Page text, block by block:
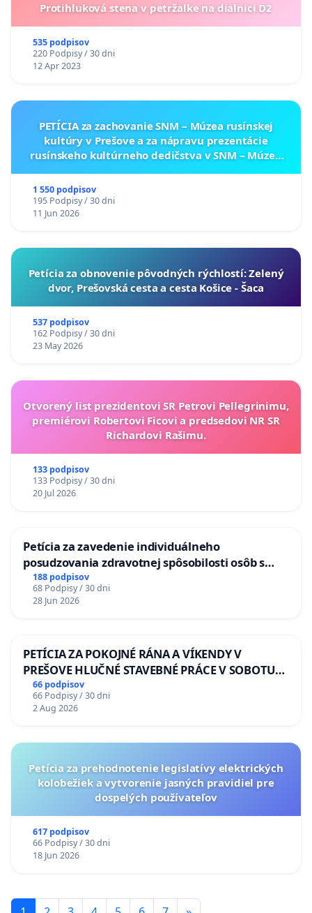
Protihluková stena v petržalke na dialnici D2
535 podpisov
220 Podpisy / 30 dni
12 Apr 2023
PETÍCIA za zachovanie SNM – Múzea rusínskej
kultúry v Prešove a za nápravu prezentácie
rusínskeho kultúrneho dedičstva v SNM – Múzeu
1 550 podpisov
195 Podpisy / 30 dni
11 Jun 2026
​Petícia za obnovenie pôvodných rýchlostí: Zelený
dvor, Prešovská cesta a cesta Košice - Šaca
537 podpisov
162 Podpisy / 30 dni
23 May 2026
Otvorený list prezidentovi SR Petrovi Pellegrinimu,
premiérovi Robertovi Ficovi a predsedovi NR SR
Richardovi Rašimu.
133 podpisov
133 Podpisy / 30 dni
20 Jul 2026
Petícia za zavedenie individuálneho
posudzovania zdravotnej spôsobilosti osôb s
diabetom 1. a 2. typu pri prijímaní do
Policajného zboru SR
188 podpisov
68 Podpisy / 30 dni
28 Jun 2026
PETÍCIA ZA POKOJNÉ RÁNA A VÍKENDY V
PREŠOVE HLUČNÉ STAVEBNÉ PRÁCE V SOBOTU
LEN OD 9.00 DO 13.00 HOD., CEZ PRACOVNÝ
TÝŽDEŇ CIEĽ 8.00 – 18.00 HOD. A PRAVIDELNÁ
KONTROLA STAVBY C-AREA NA
66 podpisov
66 Podpisy / 30 dni
2 Aug 2026
Petícia za prehodnotenie legislatívy elektrických
kolobežiek a vytvorenie jasných pravidiel pre
dospelých používateľov
617 podpisov
66 Podpisy / 30 dni
18 Jun 2026